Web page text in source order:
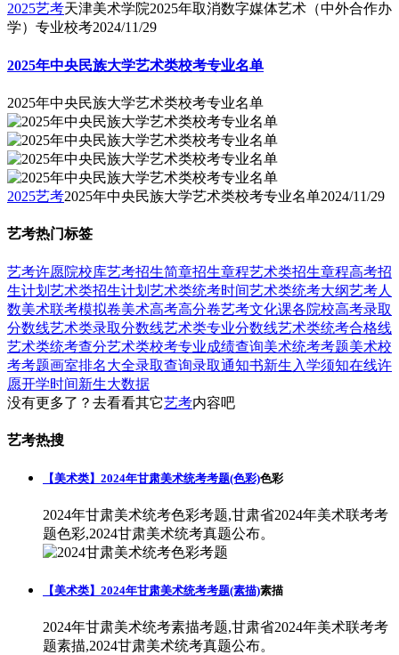
2025艺考天津美术学院2025年取消数字媒体艺术（中外合作办
学）专业校考2024/11/29
2025年中央民族大学艺术类校考专业名单
2025年中央民族大学艺术类校考专业名单
2025艺考2025年中央民族大学艺术类校考专业名单2024/11/29
艺考热门标签
艺考许愿院校库艺考招生简章招生章程艺术类招生章程高考招
生计划 艺术类招生计划 艺术类统考时间艺术类统考大纲艺考人
数美术联考模拟卷美术高考高分卷艺考文化课各院校高考录取
分数线艺术类录取分数线艺术类专业分数线艺术类统考合格线
艺术类统考查分艺术类校考专业成绩查询美术统考考题美术校
考考题画室排名大全录取查询录取通知书新生入学须知在线许
愿开学时间新生大数据
没有更多了？去看看其它艺考内容吧
艺考热搜
【美术类】2024年甘肃美术统考考题(色彩)色彩
2024年甘肃美术统考色彩考题,甘肃省2024年美术联考考
题色彩,2024甘肃美术统考真题公布。
【美术类】2024年甘肃美术统考考题(素描)素描
2024年甘肃美术统考素描考题,甘肃省2024年美术联考考
题素描,2024甘肃美术统考真题公布。